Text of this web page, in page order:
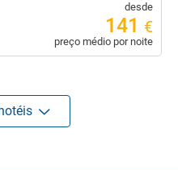
desde
141 €
preço médio por noite